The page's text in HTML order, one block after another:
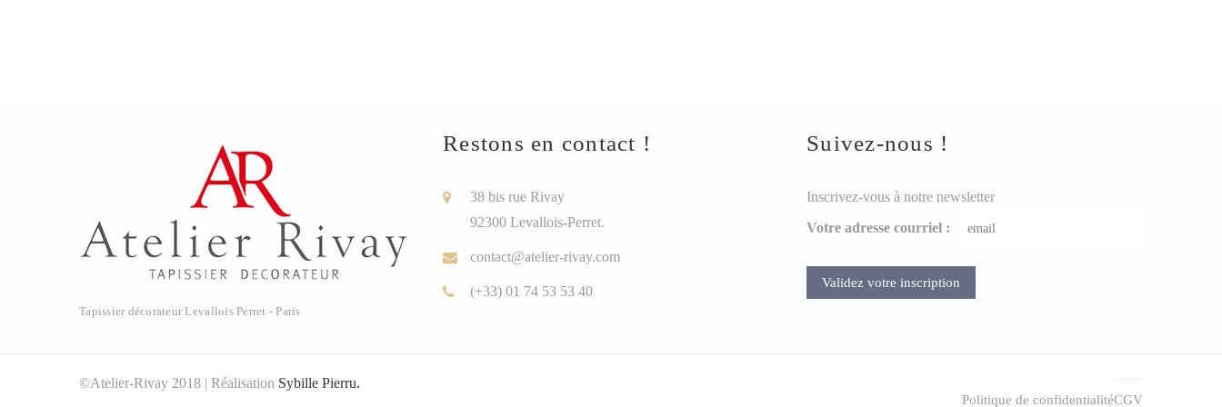
Tapissier décorateur Levallois Perret - Paris
Restons en contact !
38 bis rue Rivay
92300 Levallois-Perret.
contact@atelier-rivay.com
(+33) 01 74 53 53 40
Suivez-nous !
Inscrivez-vous à notre newsletter
Votre adresse courriel :
©Atelier-Rivay 2018 | Réalisation Sybille Pierru.
Politique de confidentialitéCGV